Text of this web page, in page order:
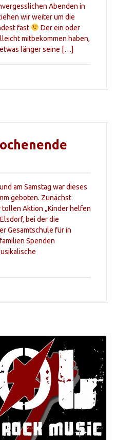
Abenden in
wir weiter um die
fast
Der ein oder
mitbekommen haben,
länger seine […]
am Samstag war dieses
geboten. Zunächst
tollen Aktion „Kinder helfen
bei der die
Gesamtschule für in
Spenden